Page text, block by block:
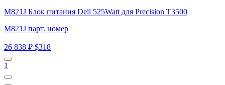
M821J Блок питания Dell 525Watt для Precision T3500
M821J парт. номер
26 838 ₽ $318
1